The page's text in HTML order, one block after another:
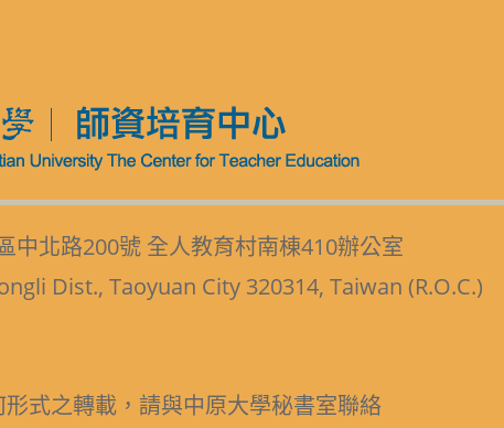
中北路200號 全人教育村南棟410辦公室
Dist., Taoyuan City 320314, Taiwan (R.O.C.)
式之轉載，請與中原大學秘書室聯絡